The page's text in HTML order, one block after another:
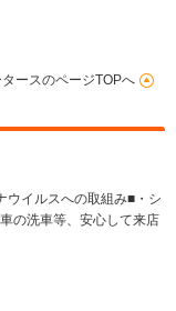
ースのページTOPへ
ウイルスへの取組み■・シ
の洗車等、安心して来店